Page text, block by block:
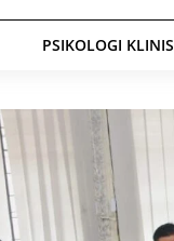
PSIKOLOGI KLINIS